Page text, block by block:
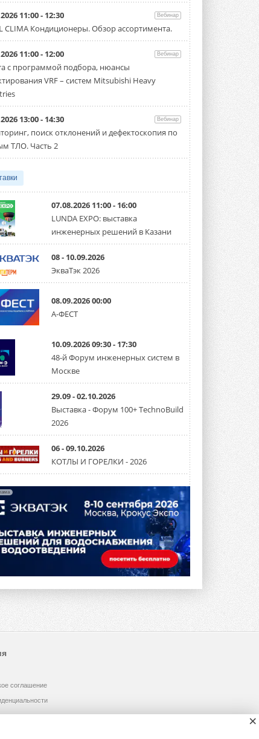
11:00 - 12:30 Вебинар
CLIMA Кондиционеры. Обзор ассортимента.
11:00 - 12:00 Вебинар
с программой подбора, нюансы
VRF – систем Mitsubishi Heavy
13:00 - 14:30 Вебинар
поиск отклонений и дефектоскопия по
ТЛО. Часть 2
07.08.2026 11:00 - 16:00
LUNDA EXPO: выставка
инженерных решений в Казани
08 - 10.09.2026
ЭкваТэк 2026
08.09.2026 00:00
А-ФЕСТ
10.09.2026 09:30 - 17:30
48-й Форум инженерных систем в
Москве
29.09 - 02.10.2026
Выставка - Форум 100+ TechnoBuild
2026
06 - 09.10.2026
КОТЛЫ И ГОРЕЛКИ - 2026
соглашение
×